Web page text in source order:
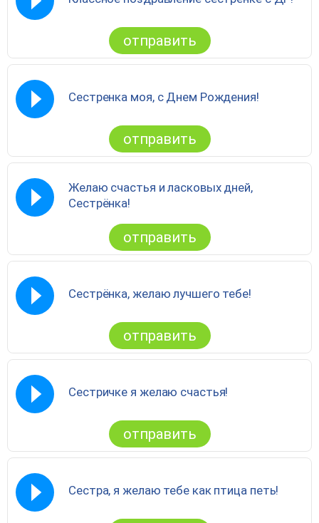
отправить
Сестренка моя, с Днем Рождения!
отправить
Желаю счастья и ласковых дней,
Сестрёнка!
отправить
Сестрёнка, желаю лучшего тебе!
отправить
Сестричке я желаю счастья!
отправить
Сестра, я желаю тебе как птица петь!